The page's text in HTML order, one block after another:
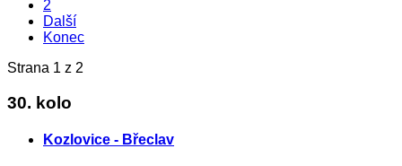
2
Další
Konec
Strana 1 z 2
30. kolo
Kozlovice - Břeclav